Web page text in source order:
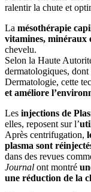
ralentir la chute et
La mésothérapie
vitamines, minéraux
chevelu.
Selon la Haute
dermatologiques, dont
Dermatologie, cette
et améliore
Les injections de
elles, reposent sur l’
Après centrifugation,
plasma sont
dans des revues
Journal ont montré
une réduction de la